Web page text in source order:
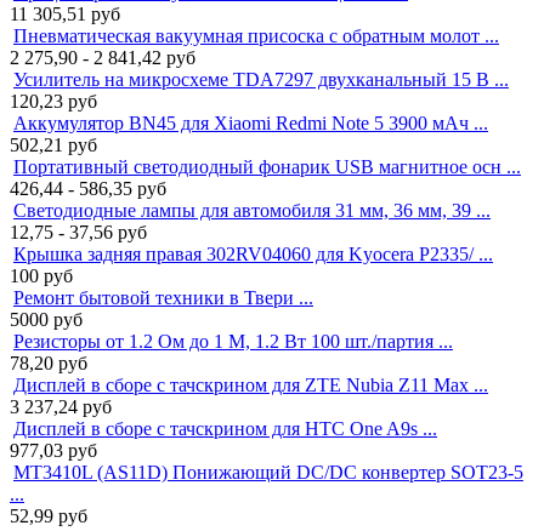
11 305,51 руб
Пневматическая вакуумная присоска с обратным молот ...
2 275,90 - 2 841,42 руб
Усилитель на микросхеме TDA7297 двухканальный 15 В ...
120,23 руб
Аккумулятор BN45 для Xiaomi Redmi Note 5 3900 мАч ...
502,21 руб
Портативный светодиодный фонарик USB магнитное осн ...
426,44 - 586,35 руб
Светодиодные лампы для автомобиля 31 мм, 36 мм, 39 ...
12,75 - 37,56 руб
Крышка задняя правая 302RV04060 для Kyocera P2335/ ...
100 руб
Ремонт бытовой техники в Твери ...
5000 руб
Резисторы от 1.2 Ом до 1 М, 1.2 Вт 100 шт./партия ...
78,20 руб
Дисплей в сборе с тачскрином для ZTE Nubia Z11 Max ...
3 237,24 руб
Дисплей в сборе с тачскрином для HTC One A9s ...
977,03 руб
MT3410L (AS11D) Понижающий DC/DC конвертер SOT23-5
...
52,99 руб